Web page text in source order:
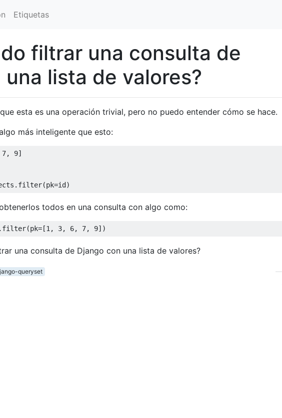
Etiquetas
filtrar una consulta de
lista de valores?
esta es una operación trivial, pero no puedo entender cómo se hace.
más inteligente que esto:
7, 9]
. filter(pk=id)
todos en una consulta con algo como:
. filter(pk=[1 , 3, 6, 7, 9])
una consulta de Django con una lista de valores?
queryset